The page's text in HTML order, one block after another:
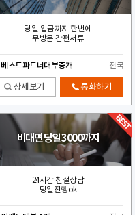
당일 입금까지 한번에
무방문 간편서류
베스트파트너대부중개 전국
상세보기 통화하기
비대면 당일 3000까지
24시간 친절상담
당일진행ok